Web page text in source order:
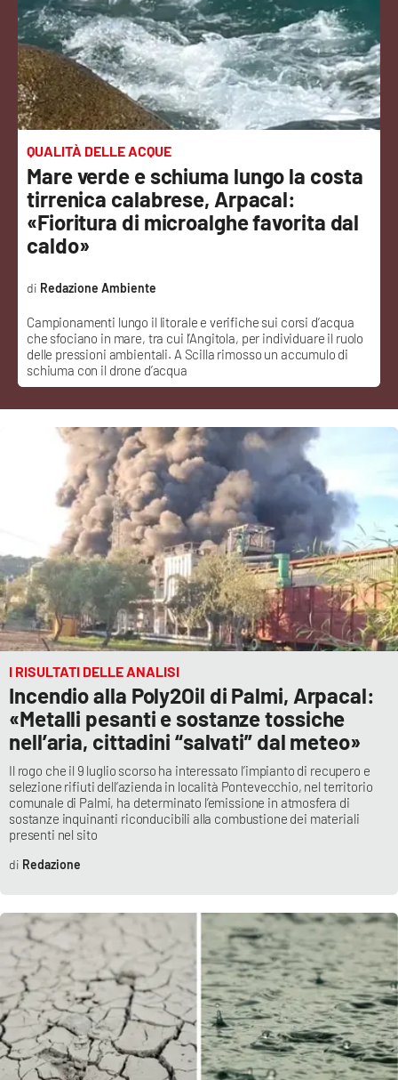
Sanità
Sport
Cultura
Podcast
Meteo
Editoriali
Ambiente
Cronaca
Cultura
Economia e Lavoro
Politica
Sanità
Società
Sport
RUBRICHE
Good Morning Vietnam
Parchi Marini Calabria
Leggendo Alvaro insieme
Le perfidie di Antonella Grippo
Venti di comunicazione
STREAMING
QUALITÀ DELLE ACQUE
Mare verde e schiuma lungo la costa
tirrenica calabrese, Arpacal:
«Fioritura di microalghe favorita dal
caldo»
Campionamenti lungo il litorale e verifiche sui corsi d’acqua
che sfociano in mare, tra cui l’Angitola, per individuare il ruolo
delle pressioni ambientali. A Scilla rimosso un accumulo di
schiuma con il drone d’acqua
Redazione Ambiente
I RISULTATI DELLE ANALISI
Incendio alla Poly2Oil di Palmi, Arpacal:
«Metalli pesanti e sostanze tossiche
nell’aria, cittadini “salvati” dal meteo»
Il rogo che il 9 luglio scorso ha interessato l’impianto di recupero e
selezione rifiuti dell’azienda in località Pontevecchio, nel territorio
comunale di Palmi, ha determinato l’emissione in atmosfera di
sostanze inquinanti riconducibili alla combustione dei materiali
presenti nel sito
Redazione